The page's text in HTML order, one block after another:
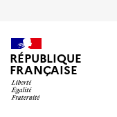
RÉPUBLIQUE
FRANÇAISE